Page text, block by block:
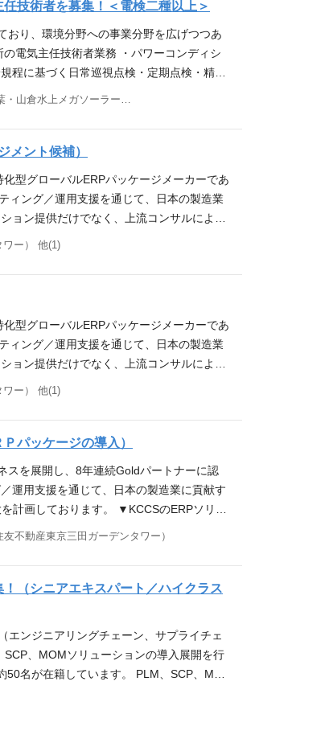
識・スキルを発揮することで事業に貢献い
組みになっており、ご自身のキャリアビジ
です。 必須スキル ・電気工事施工管理技
キル ・3D-CADを用いた設計、作図の実
現場内での合意形成ができる方 求人部署
いたします。 志ある方からのご応募を、
twitter.com/kccs_recruit Instagram：http
技術者を募集！＜電検二種以上＞
おり、環境分野への事業分野を広げつつあ
電気主任技術者業務 ・パワーコンディシ
程に基づく日常巡視点検・定期点検・精密
の対応 発電所に併設の管理事務所にて勤
おります。 必須スキル ・電気主任技術者
※過去1年以内の交通違反点数が2点以下で
の基本操作ができる方 ・普通自動車の
ーラーエネルギーへの取り組みが活発化し
電所などの設計・施工・保守管理の実績を
ることを期待しております。 ご応募のほ
twitter.com/kccs_recruit Instagram：http
メント候補）
型グローバルERPパッケージメーカーであ
ィング／運用支援を通じて、日本の製造業
ョン提供だけでなく、上流コンサルによる
けてまいります。 ▼KCCSのERPソリュー
ューション営業部（22名） →東日本エン
のリーダ候補の人材を補強 仕事内容 グル
用いたソリューション提案 ・新規＆既存
～数十億円 ・1案件の対応期間：2～3年間
。 導入事例 ▼グローバルERP「Infor Syte
後 ご経験に合わせ、OJTとして各種プ
。 ■その後 各種プロジェクト、管理会計
材を扱い、複数関係者を巻き込みながら
） 求める人物像 ・前向きに挑戦し、自ら
方 ・マネジメントを目指したい方 求人部
の製造業向けにERPを中心したソリューシ
30歳半ば～20歳代の若手が多く、明るくア
でも外販部隊として役員幹部からも期待
社会への持続的な貢献を目指しましょう！
watch?v=ZjWvFj3Mesk ・新卒
▼KCCS採用チーム各種SNSアカウント
ワー） 他(1)
型グローバルERPパッケージメーカーであ
ィング／運用支援を通じて、日本の製造業
ョン提供だけでなく、上流コンサルによる
けてまいります。 ▼KCCSのERPソリュー
ューション営業部（22名） →東日本エン
のリーダ候補の人材を補強 仕事内容 グル
用いたソリューション提案 ・新規＆既存
張も。 導入事例 ▼グローバルERP「Infor
ご入社後 ご経験に合わせ、OJTとして各
ます。 ■その後 各種プロジェクト、管理
ただきたいと考えております。 必須スキ
万円～数億円規模の商材を扱い、複数関
物像 ・前向きに挑戦し、自ら行動できる
が出来る方 求人部署からのメッセージ 当
中心したソリューションを活用した価値提
手が多く、明るくアットホームな風土でエ
員幹部からも期待を頂いており、やりが
を目指しましょう！ 参考URL ▼採用動画
・新卒採用向け／若手社員
ワー） 他(1)
パッケージの導入）
スを展開し、8年連続Goldパートナーに認
運用支援を通じて、日本の製造業に貢献す
計画しております。 ▼KCCSのERPソリュ
けコンサルタントとしての専門性 ・多数
年連続認定 ・周辺ソリューションとも連
京セラアメーバ経営のノウハウを元に、
先構成 事業部全体では約100名が在籍して
籍しております。 仕事内容 ERPパッケー
定義（Fit&Gap） ・ ERP導入支援 ・ ERP
」導入による、海外拠点との情報一元化 h
バルERP「Infor LN」の導入・運用 http
『マネジメントコース』、『スペシャリ
特徴から経営者感覚を養うことができま
不動産東京三田ガーデンタワー）
（シニアエキスパート／ハイクラス
ンジニアリングチェーン、サプライチェ
、MOMソリューションの導入展開を行
名が在籍しています。 PLM、SCP、MO
ーション「Siemens Teamcenter」 ②SCP
上記①～③いずれかのコンサルタント/エ
援などをご担当いただきます。 ご経験・ス